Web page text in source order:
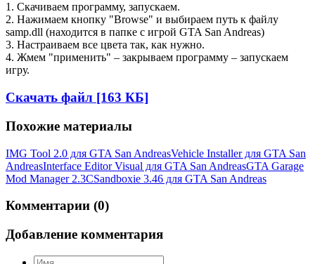
1. Скачиваем программу, запускаем.
2. Нажимаем кнопку "Browse" и выбираем путь к файлу
samp.dll (находится в папке с игрой GTA San Andreas)
3. Настраиваем все цвета так, как нужно.
4. Жмем "применить" – закрываем программу – запускаем
игру.
Скачать файл [163 КБ]
Похожие материалы
IMG Tool 2.0 для GTA San AndreasVehicle Installer для GTA San
AndreasInterface Editor Visual для GTA San AndreasGTA Garage
Mod Manager 2.3CSandboxie 3.46 для GTA San Andreas
Комментарии (0)
Добавление комментария